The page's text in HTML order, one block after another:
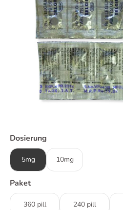
Dosierung
5mg 10mg
Paket
360 pill 240 pill